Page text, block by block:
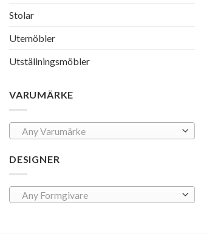
Stolar
Utemöbler
Utställningsmöbler
VARUMÄRKE
Any Varumärke
DESIGNER
Any Formgivare